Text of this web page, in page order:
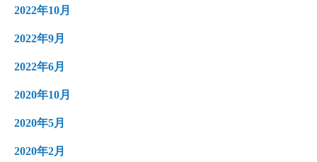
2022年10月
2022年9月
2022年6月
2020年10月
2020年5月
2020年2月